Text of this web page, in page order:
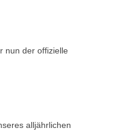
nun der offizielle
alljährlichen